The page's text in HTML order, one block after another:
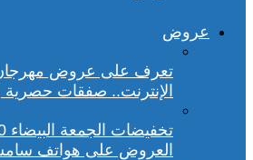
عروض
تعرف على عروض مهرجان
الإنترنت.. صفقات
العروض على هواتف